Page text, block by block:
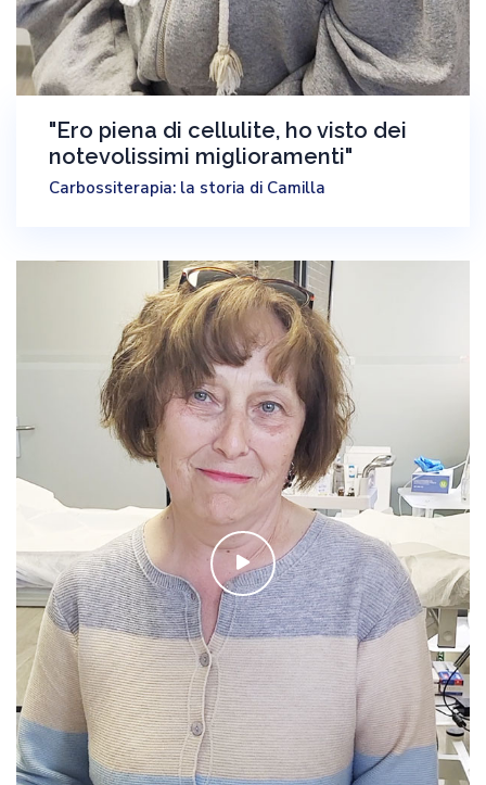
"Ero piena di cellulite, ho visto dei
notevolissimi miglioramenti"
Carbossiterapia: la storia di Camilla